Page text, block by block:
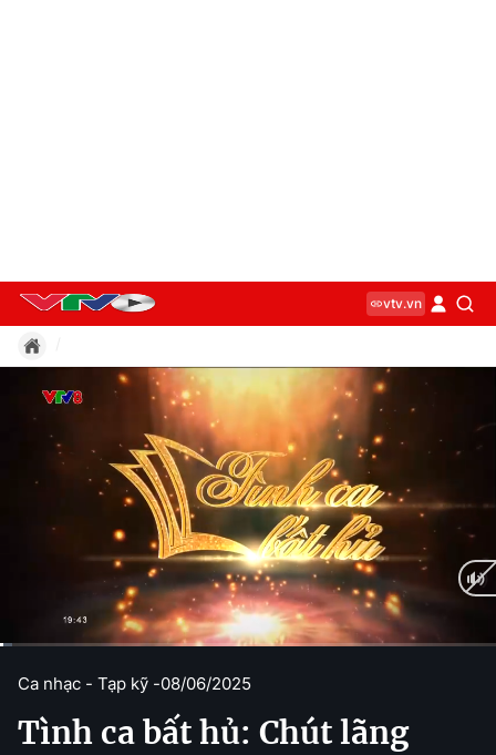
vtv.vn
r
Ca nhạc - Tạp kỹ -08/06/2025
Tình ca bất hủ: Chút lãng